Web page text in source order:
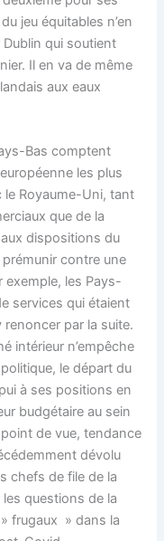
jeu équitables n’en
qui soutient
Il en va de même
aux eaux
Bas comptent
les plus
le Royaume-Uni, tant
que de la
dispositions du
contre une
exemple, les Pays-
services qui étaient
par la suite.
intérieur n’empêche
le départ du
à ses positions en
budgétaire au sein
de vue, tendance
dévolu
chefs de file de la
questions de la
frugaux » dans la